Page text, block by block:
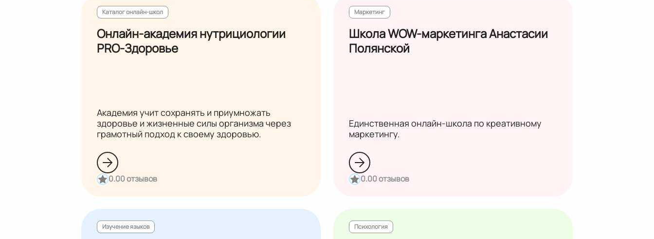
Каталог онлайн-школ
Онлайн-академия нутрициологии
PRO-Здоровье
Академия учит сохранять и приумножать
здоровье и жизненные силы организма через
грамотный подход к своему здоровью.
0.00 отзывов
Маркетинг
Школа WOW-маркетинга Анастасии
Полянской
Единственная онлайн-школа по креативному
маркетингу.
0.00 отзывов
Изучение языков Психология